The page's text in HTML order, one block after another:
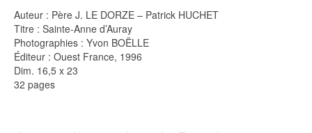
Auteur : Père J. LE DORZE – Patrick HUCHET
Titre : Sainte-Anne d’Auray
Photographies : Yvon BOËLLE
Éditeur : Ouest France, 1996
Dim. 16,5 x 23
32 pages